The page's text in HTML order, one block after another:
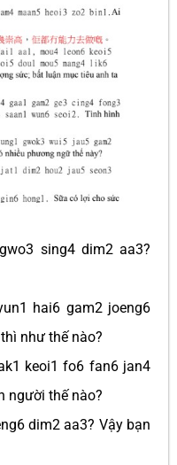
sing4 dim2 aa3?
hai6 gam2 joeng6
như thế nào?
keoi1 fo6 fan6 jan4
người thế nào?
dim2 aa3? Vậy bạn